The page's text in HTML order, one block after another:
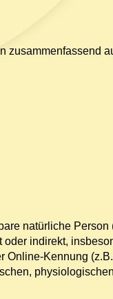
zusammenfassend
natürliche Person
oder indirekt,
Online-Kennung